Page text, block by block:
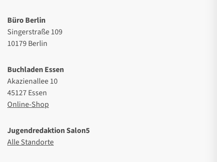
Büro Berlin
Singerstraße 109
10179 Berlin
Buchladen Essen
Akazienallee 10
45127 Essen
Online-Shop
Jugendredaktion Salon5
Alle Standorte